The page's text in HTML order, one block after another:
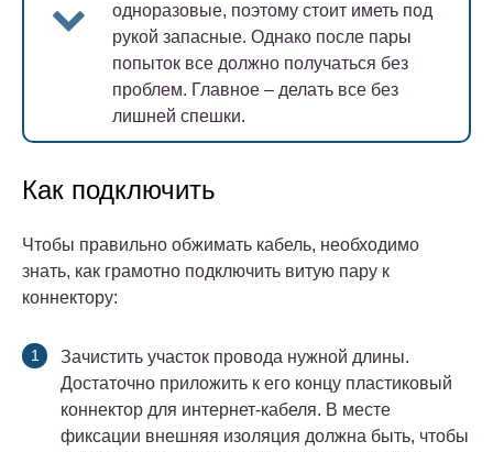
одноразовые, поэтому стоит иметь под
рукой запасные. Однако после пары
попыток все должно получаться без
проблем. Главное – делать все без
лишней спешки.
Как подключить
Чтобы правильно обжимать кабель, необходимо
знать, как грамотно подключить витую пару к
коннектору:
Зачистить участок провода нужной длины.
Достаточно приложить к его концу пластиковый
коннектор для интернет-кабеля. В месте
фиксации внешняя изоляция должна быть, чтобы